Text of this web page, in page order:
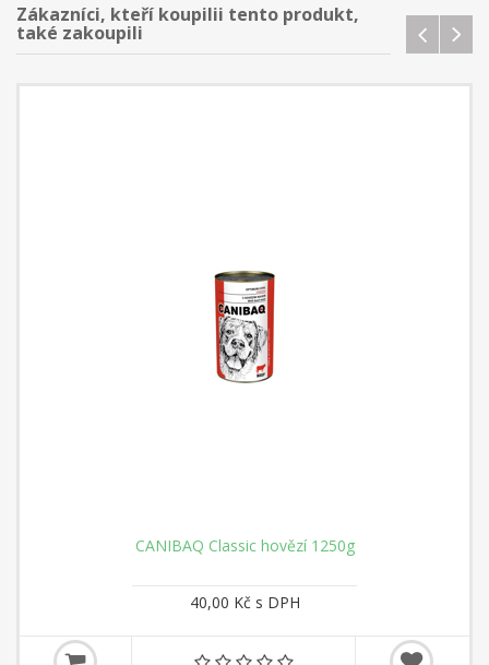
Zákazníci, kteří koupilii tento produkt,
také zakoupili
CANIBAQ Classic hovězí 1250g
40,00 Kč s DPH